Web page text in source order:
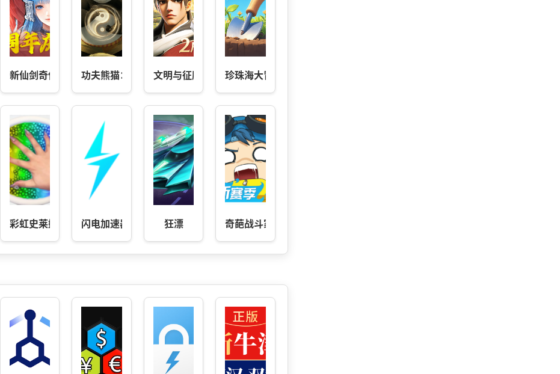
新仙剑奇侠传之挥剑问情功夫熊猫：神龙大侠文明与征服 珍珠海大冒险
彩虹史莱姆模拟 闪电加速器-一键轻松加速
狂漂 奇葩战斗家